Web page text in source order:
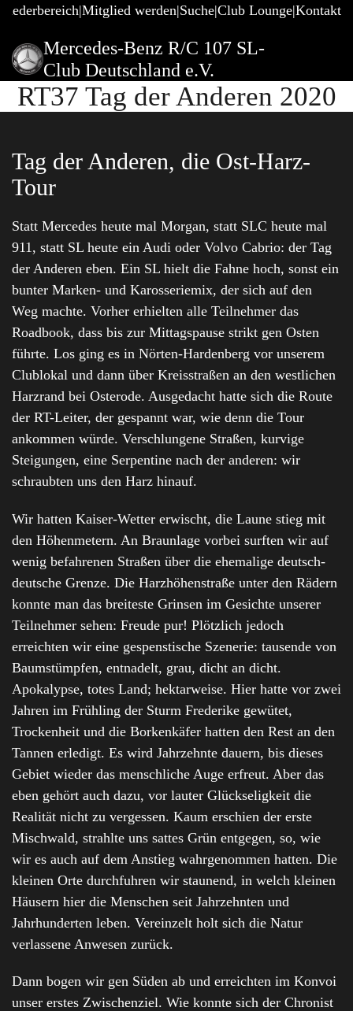
Mitglied werden Suche Club Lounge Kontakt
Mercedes-Benz R/C 107 SL-
Club Deutschland e.V.
RT37 Tag der Anderen 2020
Tag der Anderen, die Ost-Harz-
Tour
Statt Mercedes heute mal Morgan, statt SLC heute mal
911, statt SL heute ein Audi oder Volvo Cabrio: der Tag
der Anderen eben. Ein SL hielt die Fahne hoch, sonst ein
bunter Marken- und Karosseriemix, der sich auf den
Weg machte. Vorher erhielten alle Teilnehmer das
Roadbook, dass bis zur Mittagspause strikt gen Osten
führte. Los ging es in Nörten-Hardenberg vor unserem
Clublokal und dann über Kreisstraßen an den westlichen
Harzrand bei Osterode. Ausgedacht hatte sich die Route
der RT-Leiter, der gespannt war, wie denn die Tour
ankommen würde. Verschlungene Straßen, kurvige
Steigungen, eine Serpentine nach der anderen: wir
schraubten uns den Harz hinauf.
Wir hatten Kaiser-Wetter erwischt, die Laune stieg mit
den Höhenmetern. An Braunlage vorbei surften wir auf
wenig befahrenen Straßen über die ehemalige deutsch-
deutsche Grenze. Die Harzhöhenstraße unter den Rädern
konnte man das breiteste Grinsen im Gesichte unserer
Teilnehmer sehen: Freude pur! Plötzlich jedoch
erreichten wir eine gespenstische Szenerie: tausende von
Baumstümpfen, entnadelt, grau, dicht an dicht.
Apokalypse, totes Land; hektarweise. Hier hatte vor zwei
Jahren im Frühling der Sturm Frederike gewütet,
Trockenheit und die Borkenkäfer hatten den Rest an den
Tannen erledigt. Es wird Jahrzehnte dauern, bis dieses
Gebiet wieder das menschliche Auge erfreut. Aber das
eben gehört auch dazu, vor lauter Glückseligkeit die
Realität nicht zu vergessen. Kaum erschien der erste
Mischwald, strahlte uns sattes Grün entgegen, so, wie
wir es auch auf dem Anstieg wahrgenommen hatten. Die
kleinen Orte durchfuhren wir staunend, in welch kleinen
Häusern hier die Menschen seit Jahrzehnten und
Jahrhunderten leben. Vereinzelt holt sich die Natur
verlassene Anwesen zurück.
Dann bogen wir gen Süden ab und erreichten im Konvoi
unser erstes Zwischenziel. Wie konnte sich der Chronist